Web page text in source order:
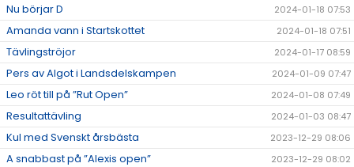
Nu börjar D 2024-01-18 07:53
Amanda vann i Startskottet 2024-01-18 07:51
Tävlingströjor 2024-01-17 08:59
Pers av Algot i Landsdelskampen 2024-01-09 07:47
Leo röt till på ”Rut Open” 2024-01-08 07:49
Resultattävling 2024-01-03 08:47
Kul med Svenskt årsbästa 2023-12-29 08:06
A snabbast på ”Alexis open” 2023-12-29 08:02